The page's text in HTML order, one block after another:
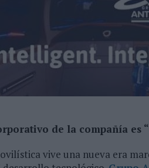
SIGUE LIDERANDO EL CONSUMO DE MEDIOS
LA IA GENERATIVA ALCANZA YA AL 62% DE LOS
NOMBRA A KIMBERLY BASTONI COMO NUEVA
LANZAN UNA COLECCIÓN PERSONALIZABLE
SUBIENDO EL LISTÓN DE LA CREATIVIDAD
LANZA RAÍZ URBANA PARA TRANSFORMAR
INCORPORA A CASONÁ Y ASUME LA
(BURGO DE ARIAS): “LA CONSTRUCCIÓN DE
de la compañía es
vive una nueva era